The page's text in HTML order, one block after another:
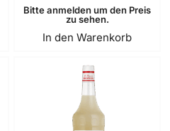
Bitte anmelden um den Preis
zu sehen.
In den Warenkorb